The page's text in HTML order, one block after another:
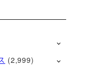
(2,999)